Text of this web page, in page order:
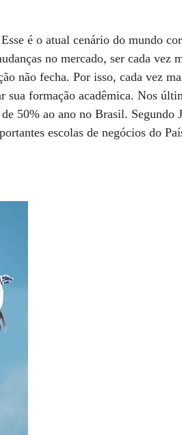
é o atual cenário do mundo
no mercado, ser cada vez
não fecha. Por isso, cada vez
formação acadêmica. Nos
50% ao ano no Brasil. Segundo
escolas de negócios do